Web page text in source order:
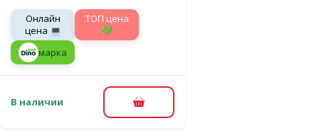
Онлайн
цена 💻
TOП цена
💚
марка
В наличии В корзину